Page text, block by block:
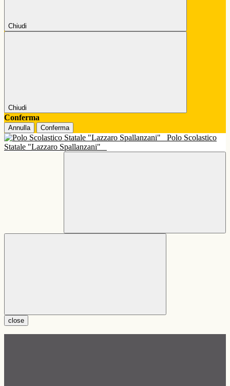
Chiudi
Chiudi
Conferma
Annulla Conferma
Polo Scolastico
Statale "Lazzaro Spallanzani"
close